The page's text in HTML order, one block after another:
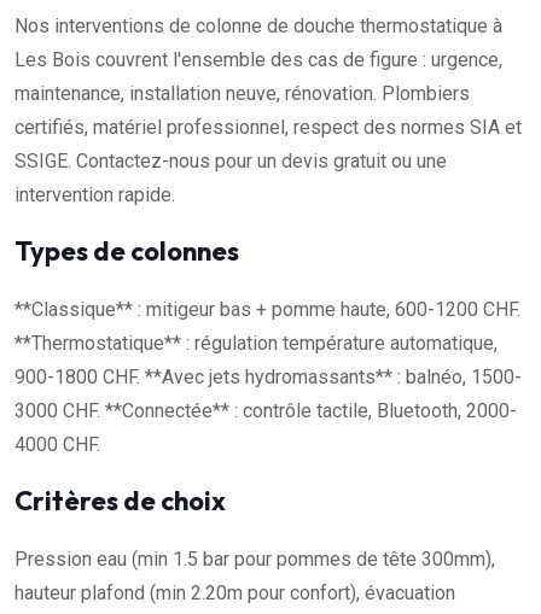
Nos interventions de colonne de douche thermostatique à
Les Bois couvrent l'ensemble des cas de figure : urgence,
maintenance, installation neuve, rénovation. Plombiers
certifiés, matériel professionnel, respect des normes SIA et
SSIGE. Contactez-nous pour un devis gratuit ou une
intervention rapide.
Types de colonnes
**Classique** : mitigeur bas + pomme haute, 600-1200 CHF.
**Thermostatique** : régulation température automatique,
900-1800 CHF. **Avec jets hydromassants** : balnéo, 1500-
3000 CHF. **Connectée** : contrôle tactile, Bluetooth, 2000-
4000 CHF.
Critères de choix
Pression eau (min 1.5 bar pour pommes de tête 300mm),
hauteur plafond (min 2.20m pour confort), évacuation